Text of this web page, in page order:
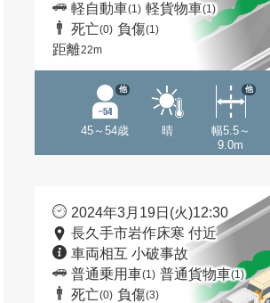
軽自動車(1) 軽貨物車(1)
死亡(0) 負傷(1)
距離22m
45～54歳
他
晴
幅5.5～
9.0m
他
2024年3月19日(火)12:30
長久手市岩作床寒 付近
車両相互 小破事故
普通乗用車(1) 普通貨物車(1)
死亡(0) 負傷(3)